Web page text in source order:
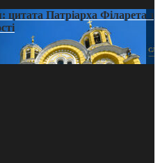
цитата Патріарха Філарета з